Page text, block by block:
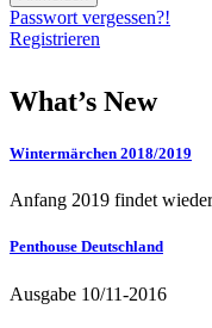
Passwort vergessen?!
Registrieren
What’s New
Wintermärchen 2018/2019
Anfang 2019 findet
Penthouse Deutschland
Ausgabe 10/11-2016